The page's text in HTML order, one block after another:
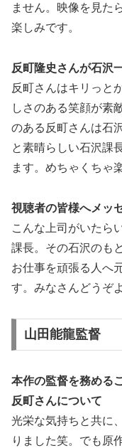
ません。映像を見た
楽しみです。
反町隆史さんが石沢
反町さんはキリっと
しさのある笑顔が素
のある反町さんは石
と素晴らしい石沢課
ます。めちゃくちゃ
視聴者の皆様へメッ
こんな上司がいたら
課長。その石沢のも
お仕事を頑張る人へ
す。みなさんどうぞ
山田能龍監督
本作の監督を務める
反町さんについて
光栄な気持ちと共に
りました笑。でも原